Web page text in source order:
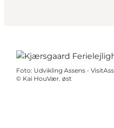
Foto: Udvikling Assens -
© Kai HouVær. øst